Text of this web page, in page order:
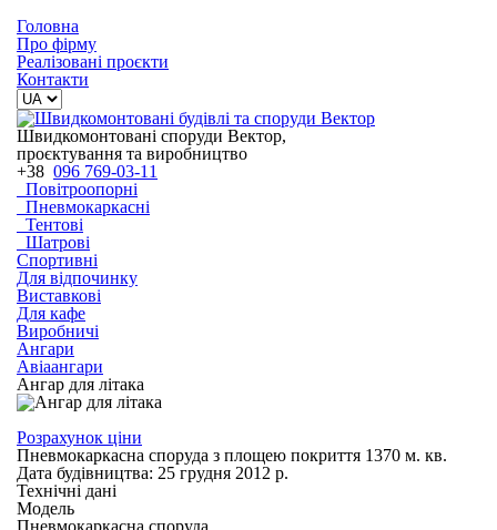
Головна
Про фірму
Реалізовані проєкти
Контакти
Швидкомонтовані споруди Вектор,
проєктування та виробництво
+38 096 769-03-11
Повітроопорні
Пневмокаркасні
Тентові
Шатрові
Спортивні
Для відпочинку
Виставкові
Для кафе
Виробничі
Ангари
Авіаангари
Ангар для літака
Розрахунок ціни
Пневмокаркасна споруда з площею покриття 1370 м. кв.
Дата будівництва: 25 грудня 2012 р.
Технічні дані
Модель
Пневмокаркасна споруда